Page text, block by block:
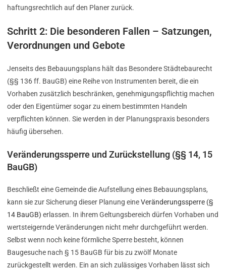
haftungsrechtlich auf den Planer zurück.
Schritt 2: Die besonderen Fallen – Satzungen,
Verordnungen und Gebote
Jenseits des Bebauungsplans hält das Besondere Städtebaurecht
(§§ 136 ff. BauGB) eine Reihe von Instrumenten bereit, die ein
Vorhaben zusätzlich beschränken, genehmigungspflichtig machen
oder den Eigentümer sogar zu einem bestimmten Handeln
verpflichten können. Sie werden in der Planungspraxis besonders
häufig übersehen.
Veränderungssperre und Zurückstellung (§§ 14, 15
BauGB)
Beschließt eine Gemeinde die Aufstellung eines Bebauungsplans,
kann sie zur Sicherung dieser Planung eineVeränderungssperre (§
14 BauGB) erlassen. In ihrem Geltungsbereich dürfen Vorhaben und
wertsteigernde Veränderungen nicht mehr durchgeführt werden.
Selbst wenn noch keine förmliche Sperre besteht, können
Baugesuche nach § 15 BauGB für bis zu zwölf Monate
zurückgestellt werden. Ein an sich zulässiges Vorhaben lässt sich